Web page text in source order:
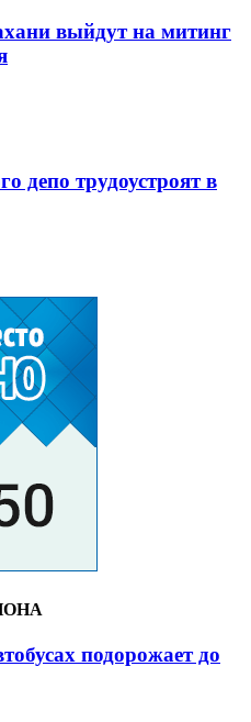
выйдут на митинг
депо трудоустроят в
подорожает до